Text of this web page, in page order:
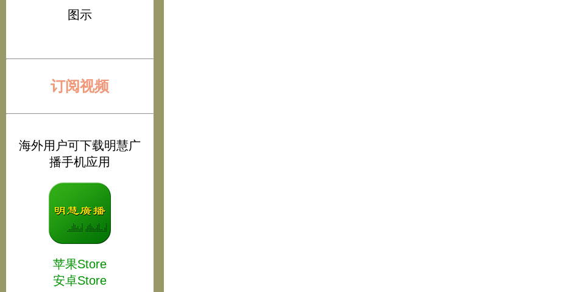
图示
订阅视频
海外用户可下载明慧广
播手机应用
苹果Store
安卓Store